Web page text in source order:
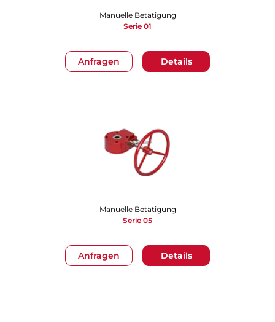
Anfragen Details
Manuelle Betätigung
Serie 01
Anfragen Details
Manuelle Betätigung
Serie 05